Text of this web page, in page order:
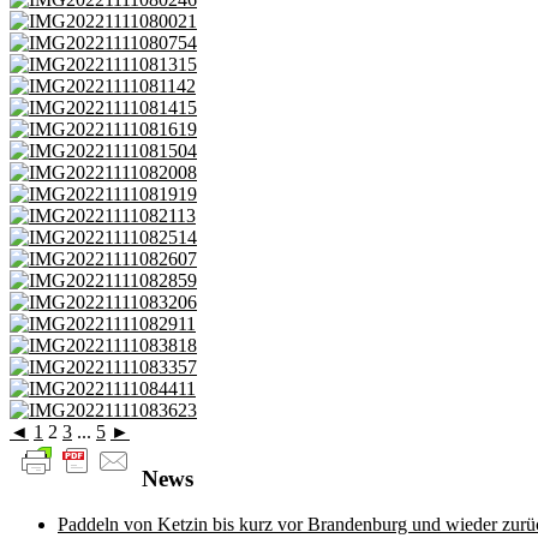
◄ 1 2 3 ... 5 ►
News
Paddeln von Ketzin bis kurz vor Brandenburg und wieder